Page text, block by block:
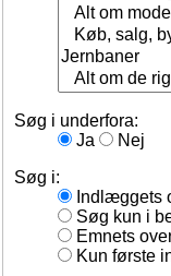
Søg i underfora:
Ja
Nej
Søg i:
Indlæggets
Søg kun i
Emnets
Kun første